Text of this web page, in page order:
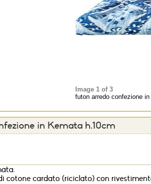
in Kemata h.10cm
cotone cardato (riciclato) con
Image 1 of 3
futon arredo confezione